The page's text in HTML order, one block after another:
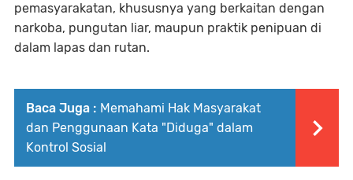
pemasyarakatan, khususnya yang berkaitan dengan
narkoba, pungutan liar, maupun praktik penipuan di
dalam lapas dan rutan.
Baca Juga : Memahami Hak Masyarakat
dan Penggunaan Kata "Diduga" dalam
Kontrol Sosial